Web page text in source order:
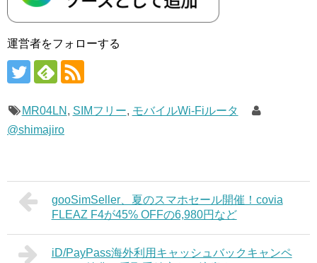
運営者をフォローする
MR04LN , SIMフリー, モバイルWi-Fiルータ
@shimajiro
gooSimSeller、夏のスマホセール開催！covia
FLEAZ F4が45% OFFの6,980円など
iD/PayPass海外利用キャッシュバックキャンペ